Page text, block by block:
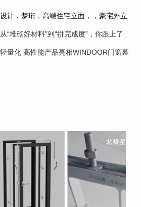
计，梦珩，高端住宅立面，，豪宅外立
“堆砌好材料”到“拼完成度”，你跟上了
量化 高性能产品亮相WINDOOR门窗幕